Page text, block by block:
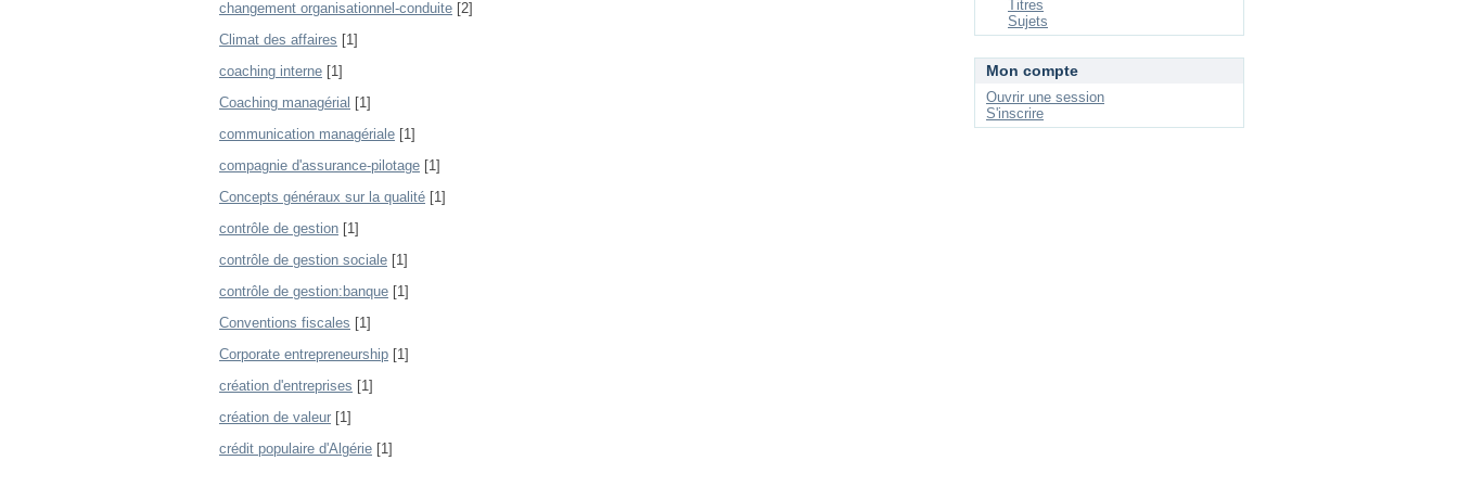
changement organisationnel-conduite [2]
Climat des affaires [1]
coaching interne [1]
Coaching managérial [1]
communication managériale [1]
compagnie d'assurance-pilotage [1]
Concepts généraux sur la qualité [1]
contrôle de gestion [1]
contrôle de gestion sociale [1]
contrôle de gestion:banque [1]
Conventions fiscales [1]
Corporate entrepreneurship [1]
création d'entreprises [1]
création de valeur [1]
crédit populaire d'Algérie [1]
Titres
Sujets
Mon compte
Ouvrir une session
S'inscrire